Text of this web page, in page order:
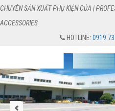
CHUYÊN SẢN XUẤT PHỤ KIỆN CỦA |
ACCESSORIES
HOTLINE: